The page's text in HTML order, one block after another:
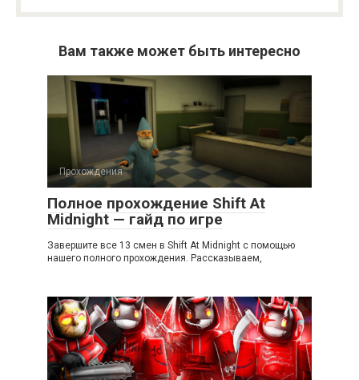
Вам также может быть интересно
Прохождения
Полное прохождение Shift At
Midnight — гайд по игре
Завершите все 13 смен в Shift At Midnight с помощью
нашего полного прохождения. Рассказываем,